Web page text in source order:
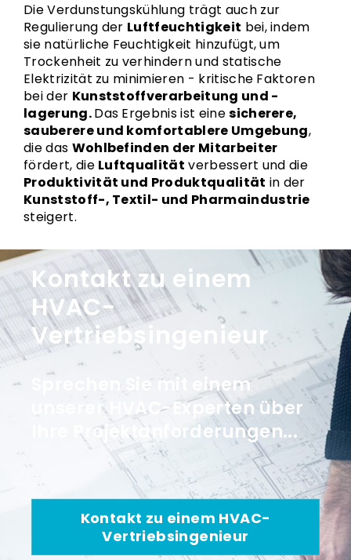
Die Verdunstungskühlung trägt auch zur
Regulierung der Luftfeuchtigkeit bei, indem
sie natürliche Feuchtigkeit hinzufügt, um
Trockenheit zu verhindern und statische
Elektrizität zu minimieren - kritische Faktoren
bei der Kunststoffverarbeitung und -
lagerung.Das Ergebnis ist einesicherere,
sauberere und komfortablere Umgebung,
die das Wohlbefinden der Mitarbeiter
fördert, die Luftqualität verbessert und die
Produktivität und Produktqualität in der
Kunststoff-, Textil- und Pharmaindustrie
steigert.
Kontakt zu einem
HVAC-
Vertriebsingenieur
Sprechen Sie mit einem
unserer HVAC-Experten über
Ihre Projektanforderungen...
Kontakt zu einem HVAC-
Vertriebsingenieur